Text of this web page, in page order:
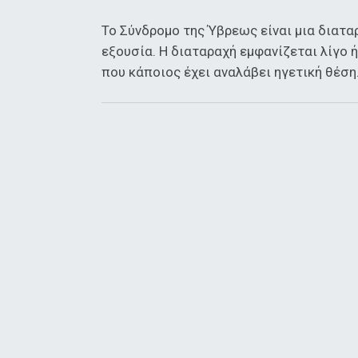
Το Σύνδρομο της Ύβρεως είναι μια
εξουσία. Η διαταραχή εμφανίζεται
που κάποιος έχει αναλάβει ηγετική